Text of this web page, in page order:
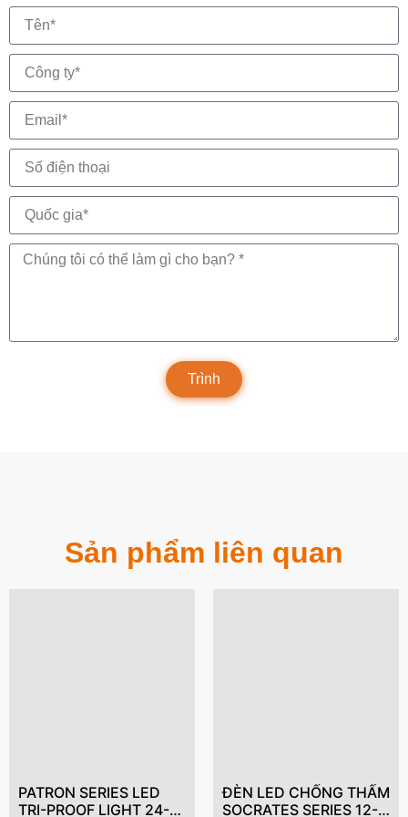
Trình
Sản phẩm liên quan
PATRON SERIES LED
TRI-PROOF LIGHT 24-
ĐÈN LED CHỐNG THẤM
SOCRATES SERIES 12-